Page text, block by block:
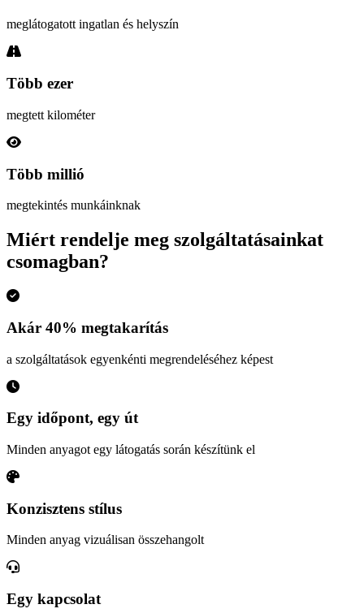
meglátogatott ingatlan és helyszín
Több ezer
megtett kilométer
Több millió
megtekintés munkáinknak
Miért rendelje meg szolgáltatásainkat
csomagban?
Akár 40% megtakarítás
a szolgáltatások egyenkénti megrendeléséhez képest
Egy időpont, egy út
Minden anyagot egy látogatás során készítünk el
Konzisztens stílus
Minden anyag vizuálisan összehangolt
Egy kapcsolat